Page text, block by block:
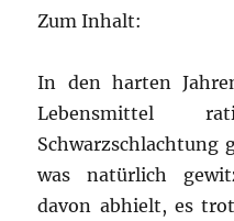
Zum Inhalt:
In den harten
Lebensmittel
Schwarzschlachtung
was natürlich
davon abhielt, es